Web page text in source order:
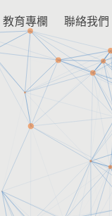
教育專欄 聯絡我們